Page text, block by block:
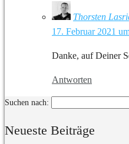
Thorsten
17. Februar 2021
Danke, auf Deiner
Antworten
Suchen nach:
Neueste Beiträge